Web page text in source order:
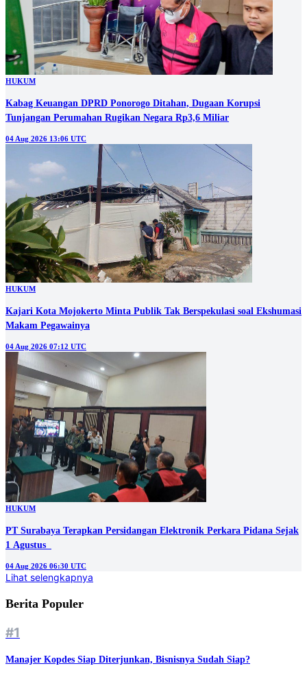
HUKUM
Kabag Keuangan DPRD Ponorogo Ditahan, Dugaan Korupsi
Tunjangan Perumahan Rugikan Negara Rp3,6 Miliar
04 Aug 2026 13:06 UTC
HUKUM
Kajari Kota Mojokerto Minta Publik Tak Berspekulasi soal Ekshumasi
Makam Pegawainya
04 Aug 2026 07:12 UTC
HUKUM
PT Surabaya Terapkan Persidangan Elektronik Perkara Pidana Sejak
1 Agustus
04 Aug 2026 06:30 UTC
Lihat selengkapnya
Berita Populer
#1
Manajer Kopdes Siap Diterjunkan, Bisnisnya Sudah Siap?